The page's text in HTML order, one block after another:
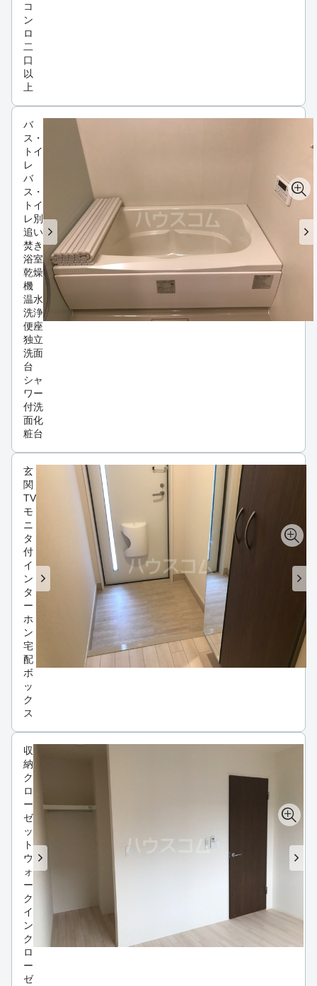
コ
ン
ロ
二
口
以
上
バ
ス・
トイ
レ
バ
ス・
トイ
レ別
追い
焚き
浴室
乾燥
機
温水
洗浄
便座
独立
洗面
台
シャ
ワー
付洗
面化
粧台
玄
関
TV
モ
ニ
タ
付
イ
ン
タ
ー
ホ
ン
宅
配
ボ
ッ
ク
ス
収
納
ク
ロ
ー
ゼ
ッ
ト
ウ
ォ
ー
ク
イ
ン
ク
ロ
ー
ゼ